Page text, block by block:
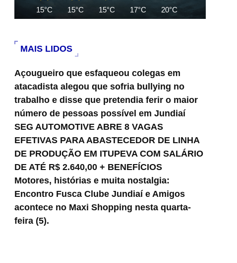
15°C 15°C 15°C 17°C 20°C
MAIS LIDOS
Açougueiro que esfaqueou colegas em
atacadista alegou que sofria bullying no
trabalho e disse que pretendia ferir o maior
número de pessoas possível em Jundiaí
SEG AUTOMOTIVE ABRE 8 VAGAS
EFETIVAS PARA ABASTECEDOR DE LINHA
DE PRODUÇÃO EM ITUPEVA COM SALÁRIO
DE ATÉ R$ 2.640,00 + BENEFÍCIOS
Motores, histórias e muita nostalgia:
Encontro Fusca Clube Jundiaí e Amigos
acontece no Maxi Shopping nesta quarta-
feira (5).